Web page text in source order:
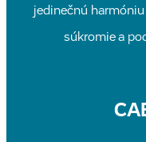
jedinečnú
súkromie a